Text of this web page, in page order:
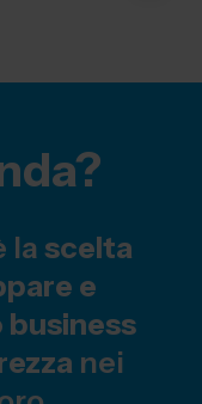
la scelta
e
nei